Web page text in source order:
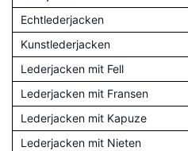
Echtlederjacken
Kunstlederjacken
Lederjacken mit Fell
Lederjacken mit Fransen
Lederjacken mit Kapuze
Lederjacken mit Nieten